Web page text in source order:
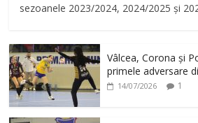
sezoanele 2023/2024, 2024/2025 și
Vâlcea, Corona și
primele adversare
14/07/2026 1